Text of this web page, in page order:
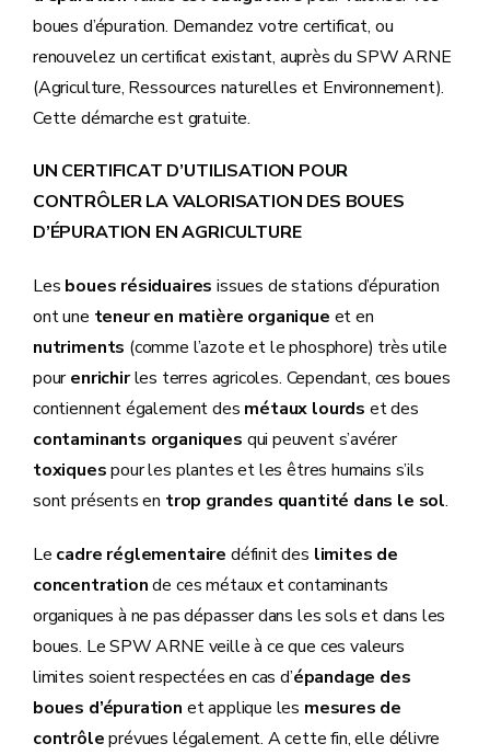
boues d’épuration. Demandez votre certificat, ou
renouvelez un certificat existant, auprès du SPW ARNE
(Agriculture, Ressources naturelles et Environnement).
Cette démarche est gratuite.
UN CERTIFICAT D’UTILISATION POUR
CONTRÔLER LA VALORISATION DES BOUES
D’ÉPURATION EN AGRICULTURE
Les boues résiduaires issues de stations d’épuration
ont une teneur en matière organique et en
nutriments (comme l’azote et le phosphore) très utile
pourenrichirles terres agricoles. Cependant, ces boues
contiennent également des métaux lourds et des
contaminants organiques qui peuvent s’avérer
toxiquespour les plantes et les êtres humains s’ils
sont présents en trop grandes quantité dans le sol.
Le cadre réglementaire définit des limites de
concentrationde ces métaux et contaminants
organiques à ne pas dépasser dans les sols et dans les
boues. Le SPW ARNE veille à ce que ces valeurs
limites soient respectées en cas d’épandage des
boues d’épuration et applique les mesures de
contrôleprévues légalement. A cette fin, elle délivre